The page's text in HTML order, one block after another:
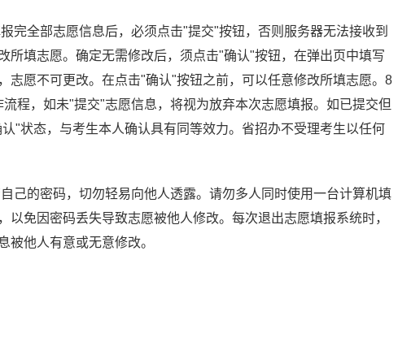
完全部志愿信息后，必须点击"提交"按钮，否则服务器无法接收到
所填志愿。确定无需修改后，须点击"确认"按钮，在弹出页中填写
志愿不可更改。在点击"确认"按钮之前，可以任意修改所填志愿。8
程，如未"提交"志愿信息，将视为放弃本次志愿填报。如已提交但
"状态，与考生本人确认具有同等效力。省招办不受理考生以任何
己的密码，切勿轻易向他人透露。请勿多人同时使用一台计算机填
免因密码丢失导致志愿被他人修改。每次退出志愿填报系统时，
被他人有意或无意修改。